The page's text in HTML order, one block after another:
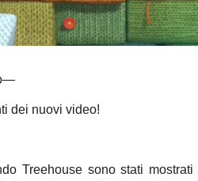
dei nuovi video!
Treehouse sono stati